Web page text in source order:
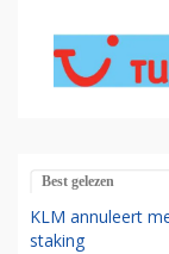
Best gelezen
KLM annuleert
staking